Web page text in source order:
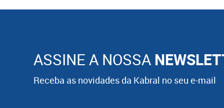
ASSINE A NOSSA
Receba as novidades da Kabral no seu e-mail